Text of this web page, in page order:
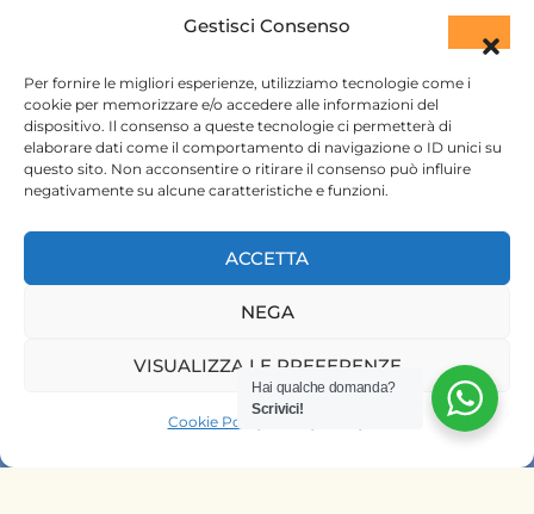
Gestisci Consenso
Per fornire le migliori esperienze, utilizziamo tecnologie come i
cookie per memorizzare e/o accedere alle informazioni del
dispositivo. Il consenso a queste tecnologie ci permetterà di
elaborare dati come il comportamento di navigazione o ID unici su
questo sito. Non acconsentire o ritirare il consenso può influire
negativamente su alcune caratteristiche e funzioni.
ACCETTA
NEGA
VISUALIZZA LE PREFERENZE
Cookie Policy
ktsafaris5177@gmail.com
SAFARI KENYA
SAFARI TANZANIA
Hai qualche domanda?
Scrivici!